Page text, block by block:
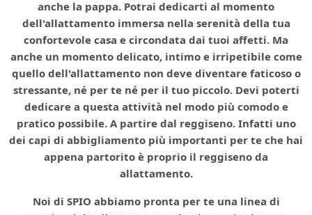
anche la pappa. Potrai dedicarti al momento
dell'allattamento immersa nella serenità della tua
confortevole casa e circondata dai tuoi affetti. Ma
anche un momento delicato, intimo e irripetibile come
quello dell'allattamento non deve diventare faticoso o
stressante, né per te né per il tuo piccolo. Devi poterti
dedicare a questa attività nel modo più comodo e
pratico possibile. A partire dal reggiseno. Infatti uno
dei capi di abbigliamento più importanti per te che hai
appena partorito è proprio il reggiseno da
allattamento.
Noi di SPIO abbiamo pronta per te una linea di